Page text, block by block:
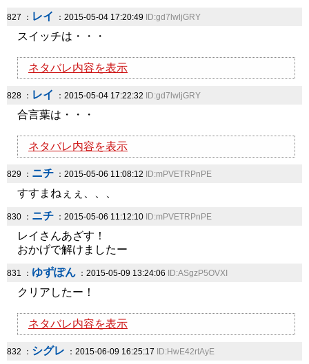
827 ： レイ ：2015-05-04 17:20:49 ID:gd7lwljGRY
スイッチは・・・
ネタバレ内容を表示
828 ： レイ ：2015-05-04 17:22:32 ID:gd7lwljGRY
合言葉は・・・
ネタバレ内容を表示
829 ： ニチ ：2015-05-06 11:08:12 ID:mPVETRPnPE
すすまねぇぇ、、、
830 ： ニチ ：2015-05-06 11:12:10 ID:mPVETRPnPE
レイさんあざす！
おかげで解けましたー
831 ： ゆずぽん ：2015-05-09 13:24:06 ID:ASgzP5OVXI
クリアしたー！
ネタバレ内容を表示
832 ： シグレ ：2015-06-09 16:25:17 ID:HwE42rtAyE